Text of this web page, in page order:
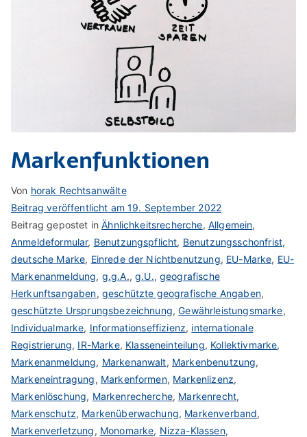
Markenfunktionen
Von horak Rechtsanwälte
Beitrag veröffentlicht am19. September 2022
Beitrag gepostet inÄhnlichkeitsrecherche, Allgemein,
Anmeldeformular, Benutzungspflicht, Benutzungsschonfrist,
deutsche Marke, Einrede der Nichtbenutzung, EU-Marke, EU-
Markenanmeldung, g.g.A.,g.U., geografische
Herkunftsangaben, geschützte geografische Angaben,
geschützte Ursprungsbezeichnung,Gewährleistungsmarke,
Individualmarke, Informationseffizienz, internationale
Registrierung, IR-Marke, Klasseneinteilung, Kollektivmarke,
Markenanmeldung, Markenanwalt, Markenbenutzung,
Markeneintragung, Markenformen, Markenlizenz,
Markenlöschung, Markenrecherche, Markenrecht,
Markenschutz, Markenüberwachung, Markenverband,
Markenverletzung, Monomarke, Nizza-Klassen,